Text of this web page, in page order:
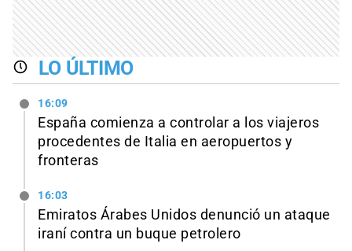
LO ÚLTIMO
16:09
España comienza a controlar a los viajeros
procedentes de Italia en aeropuertos y
fronteras
16:03
Emiratos Árabes Unidos denunció un ataque
iraní contra un buque petrolero